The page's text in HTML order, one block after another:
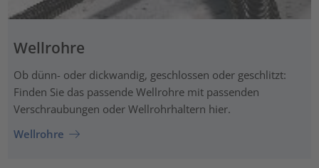
Wellrohre
Ob dünn- oder dickwandig, geschlossen oder geschlitzt:
Finden Sie das passende Wellrohre mit passenden
Verschraubungen oder Wellrohrhaltern hier.
Wellrohre